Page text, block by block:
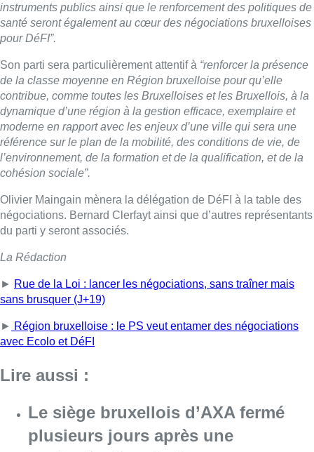
instruments publics ainsi que le renforcement des politiques de
santé seront également au cœur des négociations bruxelloises
pour DéFI”.
Son parti sera particulièrement attentif à “renforcer la présence
de la classe moyenne en Région bruxelloise pour qu’elle
contribue, comme toutes les Bruxelloises et les Bruxellois, à la
dynamique d’une région à la gestion efficace, exemplaire et
moderne en rapport avec les enjeux d’une ville qui sera une
référence sur le plan de la mobilité, des conditions de vie, de
l’environnement, de la formation et de la qualification, et de la
cohésion sociale”.
Olivier Maingain mènera la délégation de DéFI à la table des
négociations. Bernard Clerfayt ainsi que d’autres représentants
du parti y seront associés.
La Rédaction
► Rue de la Loi : lancer les négociations, sans traîner mais
sans brusquer (J+19)
► Région bruxelloise : le PS veut entamer des négociations
avec Ecolo et DéFI
Lire aussi :
Le siège bruxellois d’AXA fermé
plusieurs jours après une